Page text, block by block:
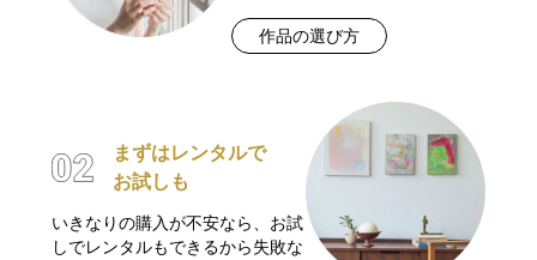
作品の選び方
まずはレンタルで
お試しも
いきなりの購入が不安なら、お試
しでレンタルもできるから失敗な